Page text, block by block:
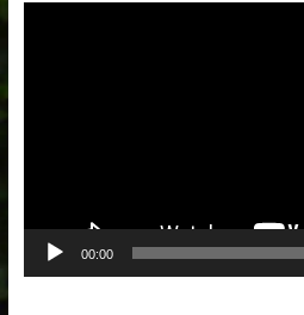
00:00